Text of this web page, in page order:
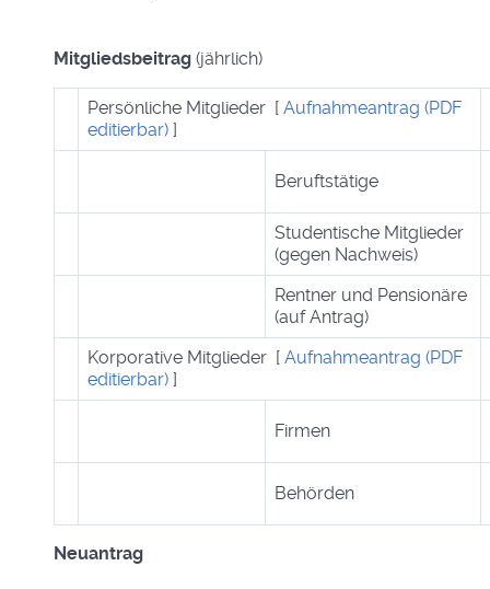
Mitgliedsbeitrag (jährlich)
Persönliche Mitglieder [ Aufnahmeantrag (PDF
editierbar) ]
Beruftstätige
Studentische Mitglieder
(gegen Nachweis)
Rentner und Pensionäre
(auf Antrag)
Korporative Mitglieder [ Aufnahmeantrag (PDF
editierbar) ]
Firmen
Behörden
Neuantrag